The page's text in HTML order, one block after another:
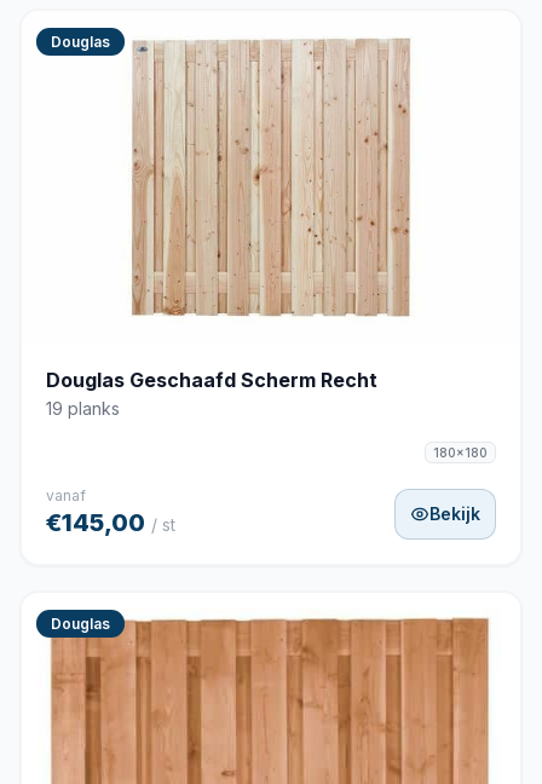
Douglas
Douglas Geschaafd Scherm Recht
19 planks
180x180
vanaf
€145,00 / st
Bekijk
Douglas